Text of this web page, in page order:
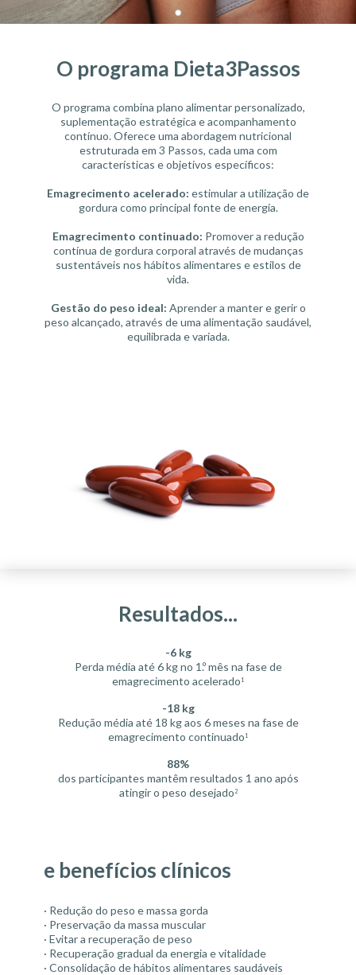
O programa Dieta3Passos
O programa combina plano alimentar personalizado,
suplementação estratégica e acompanhamento
contínuo. Oferece uma abordagem nutricional
estruturada em 3 Passos, cada uma com
características e objetivos específicos:
Emagrecimento acelerado: estimular a utilização de
gordura como principal fonte de energia.
Emagrecimento continuado: Promover a redução
contínua de gordura corporal através de mudanças
sustentáveis nos hábitos alimentares e estilos de
vida.
Gestão do peso ideal: Aprender a manter e gerir o
peso alcançado, através de uma alimentação saudável,
equilibrada e variada.
Resultados...
-6 kg
Perda média até 6 kg no 1.º mês na fase de
emagrecimento acelerado 1
-18 kg
Redução média até 18 kg aos 6 meses na fase de
emagrecimento continuado 1
88%
dos participantes mantêm resultados 1 ano após
atingir o peso desejado 2
e benefícios clínicos
· Redução do peso e massa gorda
· Preservação da massa muscular
· Evitar a recuperação de peso
· Recuperação gradual da energia e vitalidade
· Consolidação de hábitos alimentares saudáveis